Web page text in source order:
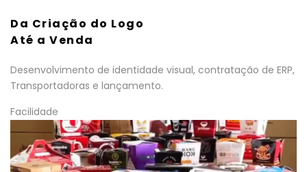
Da Criação do Logo
Até a Venda
Desenvolvimento de identidade visual, contratação de ERP,
Transportadoras e lançamento.
Facilidade